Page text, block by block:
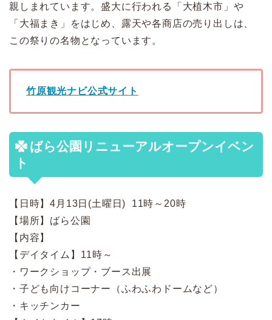
親しまれています。盛大に行われる「大植木市」や
「大福まき」をはじめ、露天や各商店の売り出しは、
この祭りの名物となっています。
竹原観光ナビ公式サイト
ばら公園リニューアルオープンイベン
ト
【日時】4月13日(土曜日) 11時～20時
【場所】ばら公園
【内容】
【デイタイム】11時～
・ワークショップ・ブース出展
・子ども向けコーナー（ふわふわドームなど）
・キッチンカー